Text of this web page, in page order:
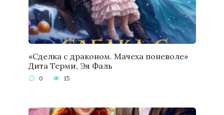
«Сделка с драконом. Мачеха поневоле»
Дита Терми, Эя Фаль
0 15